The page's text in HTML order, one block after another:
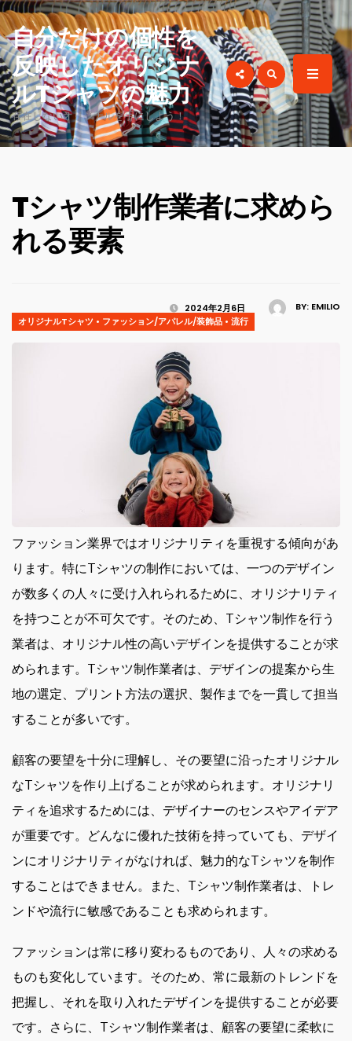
for:
自分だけの個性を
反映したオリジナ
ルTシャツの魅力
存在しないオリジナルを手にしよう！
Tシャツ制作業者に求めら
れる要素
BY: EMILIO
2024年2月6日
オリジナルTシャツ • ファッション/アパレル/装飾品 • 流行
ファッション業界ではオリジナリティを重視する傾向があ
ります。 特にTシャツの制作においては、一つのデザイン
が数多くの人々に受け入れられるために、オリジナリティ
を持つことが不可欠です。そのため、Tシャツ制作を行う
業者は、オリジナル性の高いデザインを提供することが求
められます。Tシャツ制作業者は、デザインの提案から生
地の選定、プリント方法の選択、製作までを一貫して担当
することが多いです。
顧客の要望を十分に理解し、その要望に沿ったオリジナル
なTシャツを作り上げることが求められます。オリジナリ
ティを追求するためには、デザイナーのセンスやアイデア
が重要です。どんなに優れた技術を持っていても、デザイ
ンにオリジナリティがなければ、魅力的なTシャツを制作
することはできません。また、Tシャツ制作業者は、トレ
ンドや流行に敏感であることも求められます。
ファッションは常に移り変わるものであり、人々の求める
ものも変化しています。そのため、常に最新のトレンドを
把握し、それを取り入れたデザインを提供することが必要
です。さらに、Tシャツ制作業者は、顧客の要望に柔軟に